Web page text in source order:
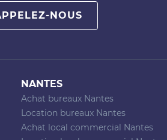
NOUS
NANTES
Achat bureaux Nantes
Location bureaux Nantes
Achat local commercial Nantes